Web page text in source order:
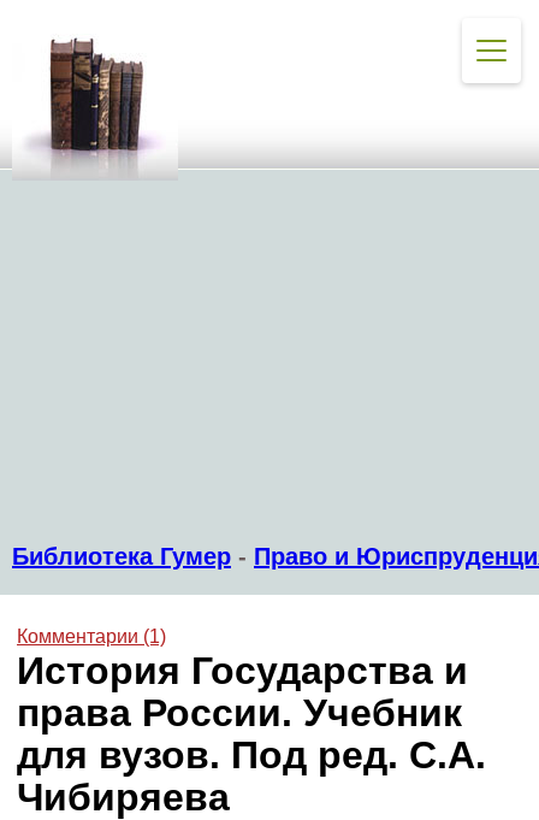
Библиотека Гумер - Право и
Комментарии (1)
История Государства и
права России. Учебник
для вузов. Под ред. С.А.
Чибиряева